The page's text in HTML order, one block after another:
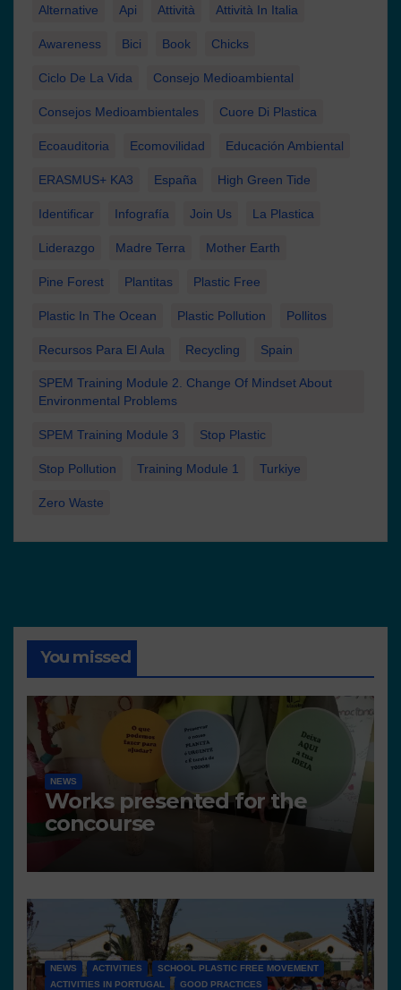
Alternative Api Attività Attività In Italia
Awareness Bici Book Chicks
Ciclo De La Vida Consejo Medioambiental
Consejos Medioambientales Cuore Di Plastica
Ecoauditoria Ecomovilidad Educación Ambiental
ERASMUS+ KA3 España High Green Tide
Identificar Infografía Join Us La Plastica
Liderazgo Madre Terra Mother Earth
Pine Forest Plantitas Plastic Free
Plastic In The Ocean Plastic Pollution Pollitos
Recursos Para El Aula Recycling Spain
SPEM Training Module 2. Change Of Mindset About
Environmental Problems
SPEM Training Module 3 Stop Plastic
Stop Pollution Training Module 1 Turkiye
Zero Waste
You missed
NEWS
Works presented for the
concourse
NEWS ACTIVITIES
SCHOOL PLASTIC FREE MOVEMENT
ACTIVITIES IN PORTUGAL
GOOD PRACTICES